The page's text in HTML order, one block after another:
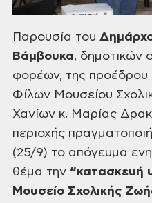
Παρουσία του
Βάμβουκα, δημοτικών
φορέων, της
Φίλων Μουσείου
Χανίων κ. Μαρίας
περιοχής
(25/9) το απόγευμα
θέμα την “κατασκευή
Μουσείο Σχολικής